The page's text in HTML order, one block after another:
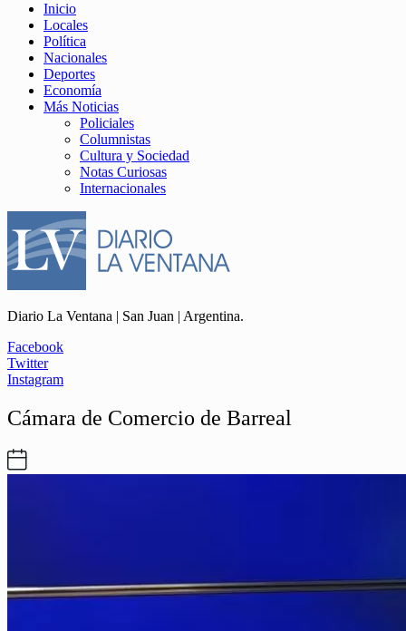
Inicio
Locales
Política
Nacionales
Deportes
Economía
Más Noticias
Policiales
Columnistas
Cultura y Sociedad
Notas Curiosas
Internacionales
Diario La Ventana | San Juan | Argentina.
Facebook
Twitter
Instagram
Cámara de Comercio de Barreal